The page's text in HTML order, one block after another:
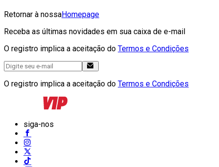
Retornar à nossaHomepage
Receba as últimas novidades em sua caixa de e-mail
O registro implica a aceitação do Termos e Condições
O registro implica a aceitação do Termos e Condições
siga-nos